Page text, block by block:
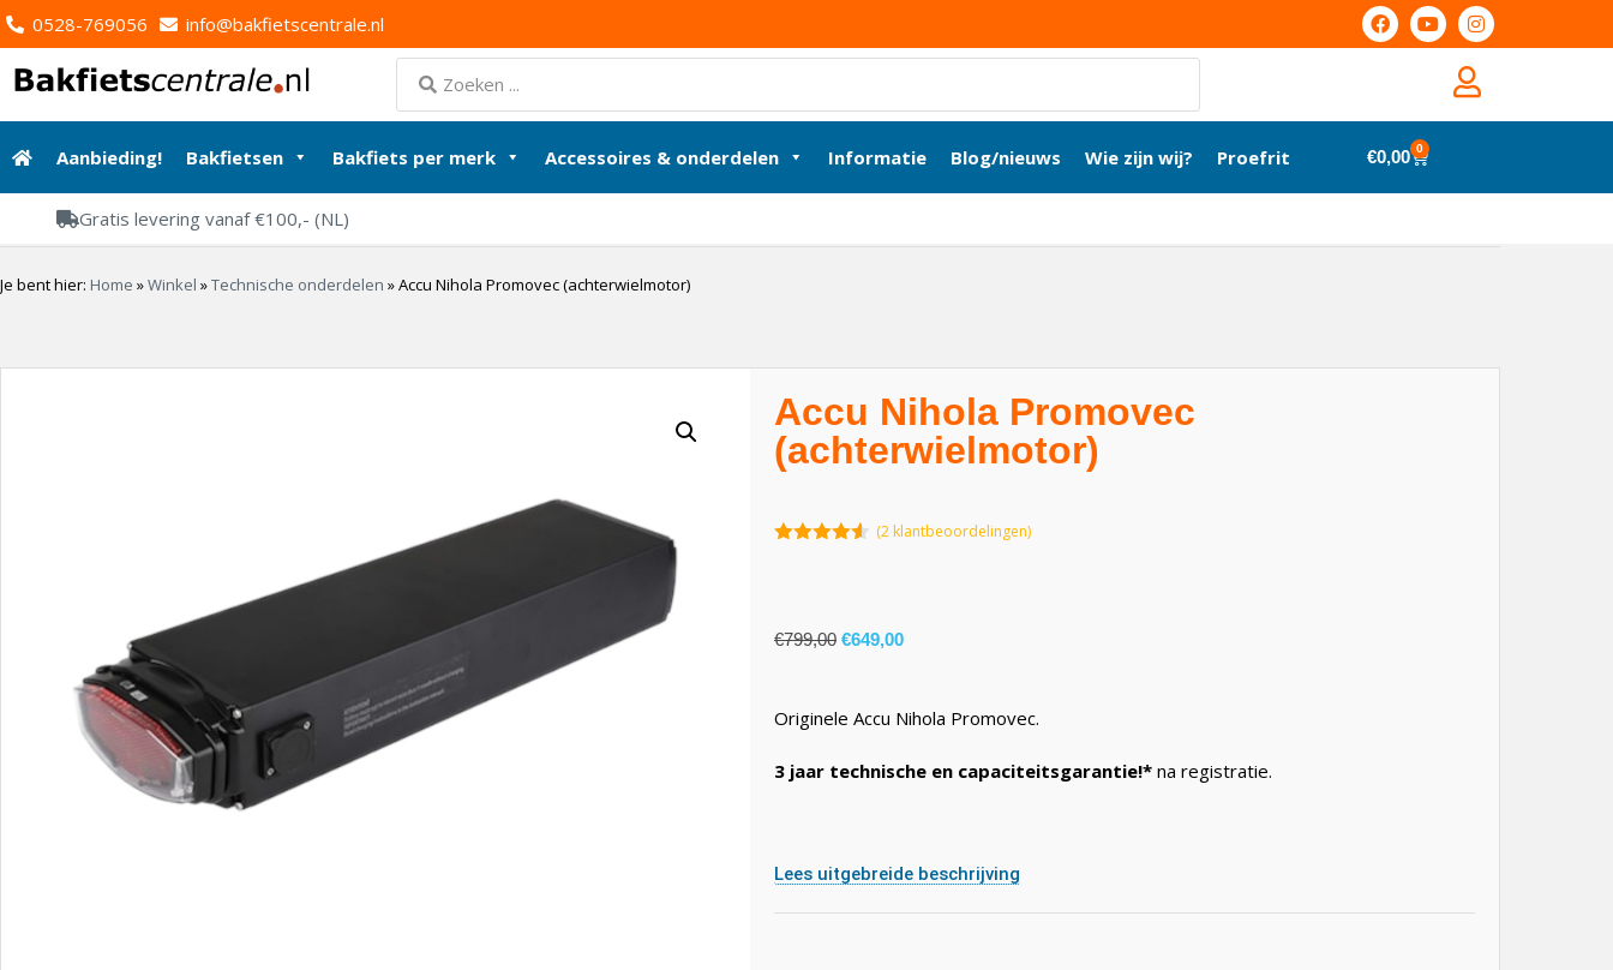
0528-769056 info@bakfietscentrale.nl
Aanbieding! Bakfietsen Bakfiets per merk Accessoires & onderdelen Informatie Blog/nieuws Wie zijn wij? Proefrit €0,00 0
Gratis levering vanaf €100,- (NL)
Je bent hier: Home »Winkel »Technische onderdelen »Accu Nihola Promovec (achterwielmotor)
Accu Nihola Promovec
(achterwielmotor)
(2klantbeoordelingen)
€799,00 €649,00
Originele Accu Nihola Promovec.
3 jaar technische en capaciteitsgarantie!* na registratie.
Lees uitgebreide beschrijving